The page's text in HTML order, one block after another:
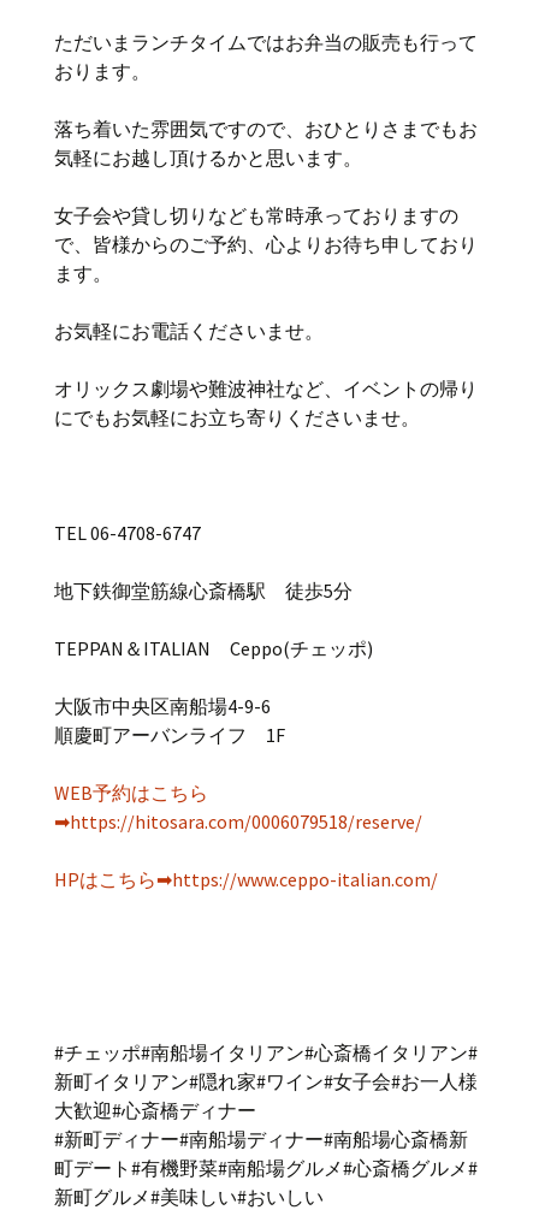
ただいまランチタイムではお弁当の販売も行って
おります。
落ち着いた雰囲気ですので、おひとりさまでもお
気軽にお越し頂けるかと思います。
女子会や貸し切りなども常時承っておりますの
で、皆様からのご予約、心よりお待ち申しており
ます。
お気軽にお電話くださいませ。
オリックス劇場や難波神社など、イベントの帰り
にでもお気軽にお立ち寄りくださいませ。
TEL 06-4708-6747
地下鉄御堂筋線心斎橋駅 徒歩5分
TEPPAN＆ITALIAN Ceppo(チェッポ)
大阪市中央区南船場4-9-6
順慶町アーバンライフ 1F
WEB予約はこちら
➡https://hitosara.com/0006079518/reserve/
HPはこちら➡https://www.ceppo-italian.com/
#チェッポ#南船場イタリアン#心斎橋イタリアン#
新町イタリアン#隠れ家#ワイン#女子会#お一人様
大歓迎#心斎橋ディナー
#新町ディナー#南船場ディナー#南船場心斎橋新
町デート#有機野菜#南船場グルメ#心斎橋グルメ#
新町グルメ#美味しい#おいしい